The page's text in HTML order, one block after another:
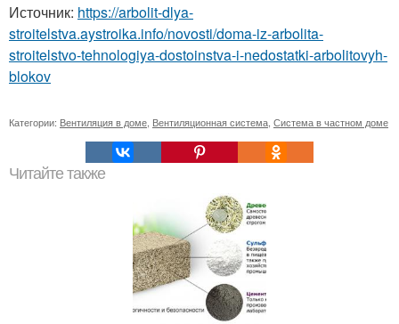
Источник: https://arbolit-dlya-
stroitelstva.aystroika.info/novosti/doma-iz-arbolita-
stroitelstvo-tehnologiya-dostoinstva-i-nedostatki-arbolitovyh-
blokov
Категории: Вентиляция в доме Вентиляционная система Система в частном доме
Читайте также